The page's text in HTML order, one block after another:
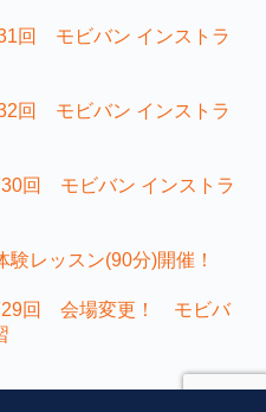
回 モビバン インストラ
回 モビバン インストラ
回 モビバン インストラ
レッスン(90分)開催！
29回 会場変更！ モビバ